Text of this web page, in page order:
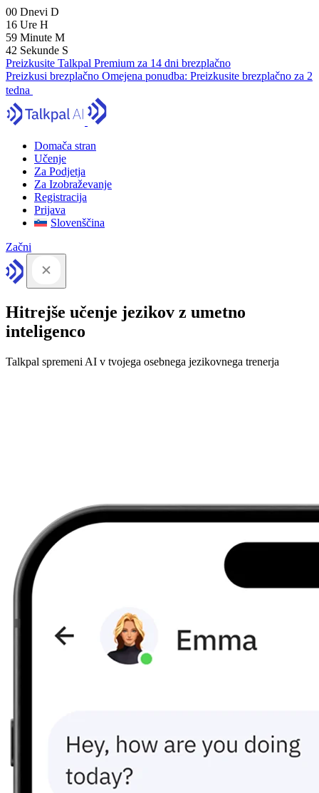
00 Dnevi D
16 Ure H
59 Minute M
41 Sekunde S
Preizkusite Talkpal Premium za 14 dni brezplačno
Preizkusi brezplačno Omejena ponudba: Preizkusite brezplačno za 2
tedna
Domača stran
Učenje
Za Podjetja
Za Izobraževanje
Registracija
Prijava
Slovenščina
Začni
Hitrejše učenje jezikov z umetno
inteligenco
Talkpal spremeni AI v tvojega osebnega jezikovnega trenerja